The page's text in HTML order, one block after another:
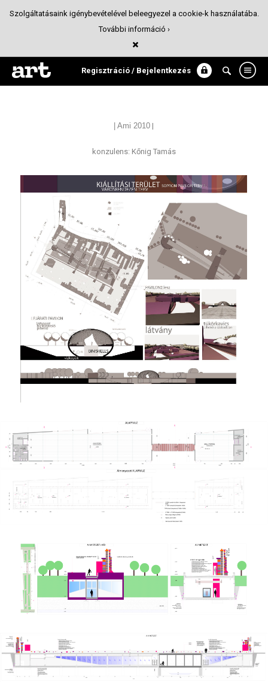
Regisztráció / Bejelentkezés
| Sopron | Pavilon terv |
Építészet
| Ami 2010 |
konzulens: Kőnig Tamás
Szolgáltatásaink igénybevételével beleegyezel a cookie-k használatába.
További információ ›